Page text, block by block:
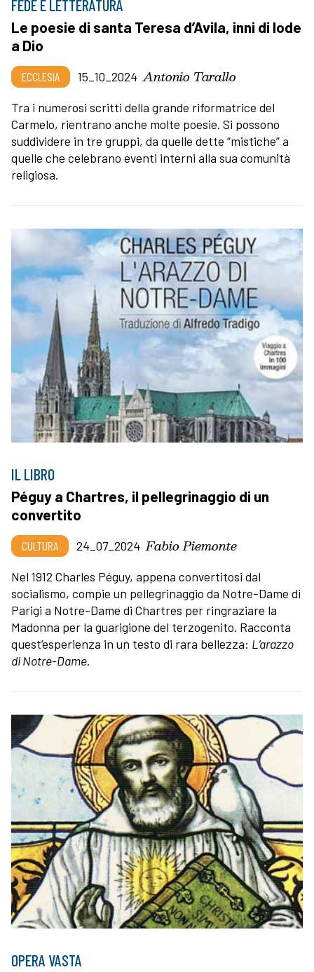
FEDE E LETTERATURA
Le poesie di santa Teresa d’Avila, inni di lode
a Dio
ECCLESIA 15_10_2024 Antonio Tarallo
Tra i numerosi scritti della grande riformatrice del
Carmelo, rientrano anche molte poesie. Si possono
suddividere in tre gruppi, da quelle dette “mistiche” a
quelle che celebrano eventi interni alla sua comunità
religiosa.
IL LIBRO
Péguy a Chartres, il pellegrinaggio di un
convertito
CULTURA 24_07_2024 Fabio Piemonte
Nel 1912 Charles Péguy, appena convertitosi dal
socialismo, compie un pellegrinaggio da Notre-Dame di
Parigi a Notre-Dame di Chartres per ringraziare la
Madonna per la guarigione del terzogenito. Racconta
quest’esperienza in un testo di rara bellezza: L’arazzo
di Notre-Dame.
OPERA VASTA